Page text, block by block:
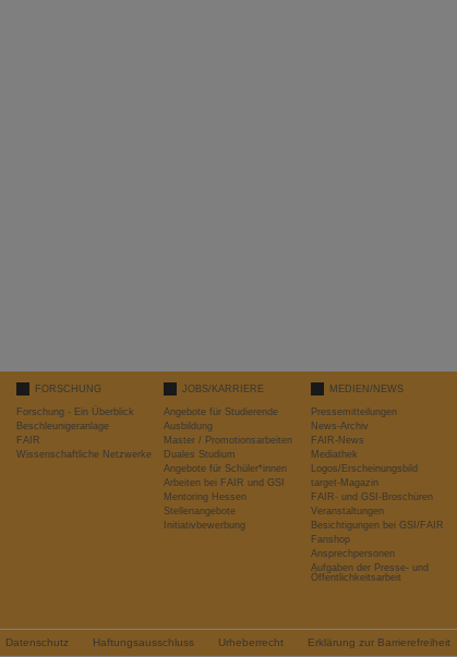
FORSCHUNG
Forschung - Ein Überblick
Beschleunigeranlage
FAIR
Wissenschaftliche Netzwerke
JOBS/KARRIERE
Angebote für Studierende
Ausbildung
Master / Promotionsarbeiten
Duales Studium
Angebote für Schüler*innen
Arbeiten bei FAIR und GSI
Mentoring Hessen
Stellenangebote
Initiativbewerbung
MEDIEN/NEWS
Pressemitteilungen
News-Archiv
FAIR-News
Mediathek
Logos/Erscheinungsbild
target-Magazin
FAIR- und GSI-Broschüren
Veranstaltungen
Besichtigungen bei GSI/FAIR
Fanshop
Ansprechpersonen
Aufgaben der Presse- und
Öffentlichkeitsarbeit
Datenschutz Haftungsausschluss Urheberrecht Erklärung zur Barrierefreiheit